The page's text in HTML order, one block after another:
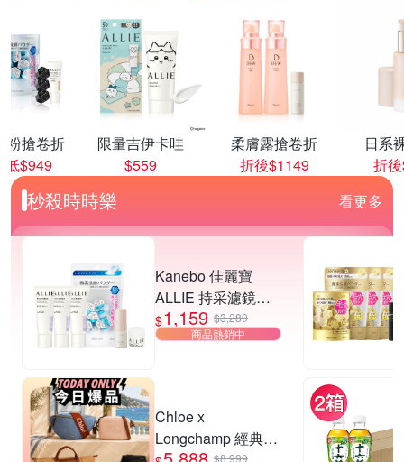
粉搶卷折
低$949
限量吉伊卡哇
$559
柔膚露搶卷折
折後$1149
日系
折
秒殺時時樂 看更多
Kanebo 佳麗寶
ALLIE 持采濾鏡調
色UV防曬乳 40g (3
入團購組) (3款任
$1,159 $3,289
商品熱銷中
Chloe x
Longchamp 經典包
$8,999